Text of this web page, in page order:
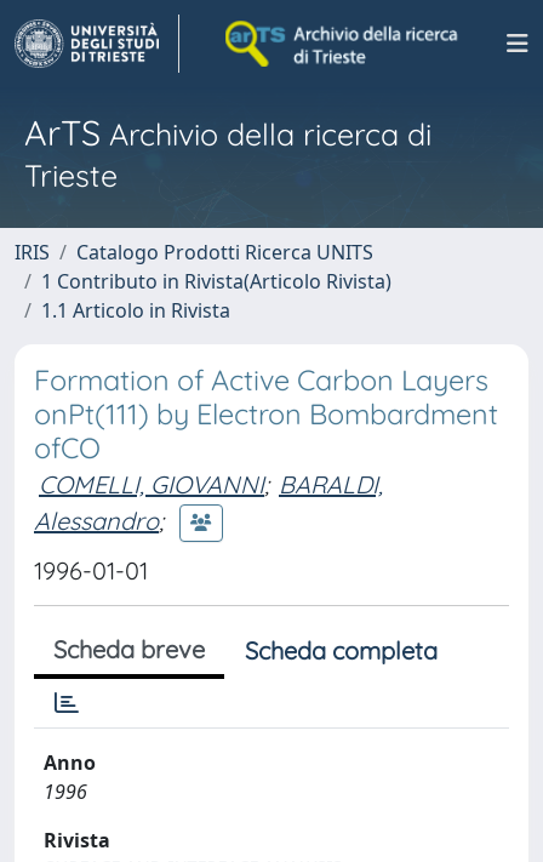
ArTS Archivio della ricerca di
Trieste
IRIS
Catalogo Prodotti Ricerca UNITS
1 Contributo in Rivista(Articolo Rivista)
1.1 Articolo in Rivista
Formation of Active Carbon Layers
onPt(111) by Electron Bombardment
ofCO
COMELLI, GIOVANNI; BARALDI,
Alessandro;
1996-01-01
Scheda breve Scheda completa
Anno
1996
Rivista